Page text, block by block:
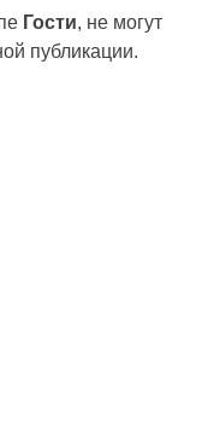
Гости, не могут
публикации.